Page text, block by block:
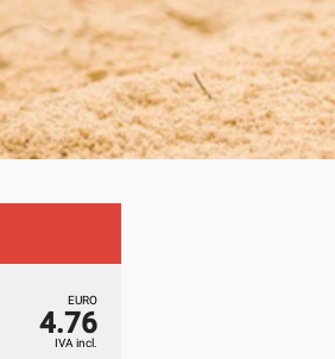
EURO
4.76
IVA incl.